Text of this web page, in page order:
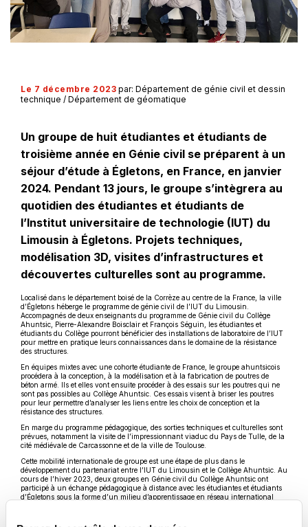
Le 7 décembre 2023 par: Département de génie civil et dessin
technique / Département de géomatique
Un groupe de huit étudiantes et étudiants de
troisième année en Génie civil se préparent à un
séjour d’étude à Égletons, en France, en janvier
2024. Pendant 13 jours, le groupe s’intègrera au
quotidien des étudiantes et étudiants de
l’Institut universitaire de technologie (IUT) du
Limousin à Égletons. Projets techniques,
modélisation 3D, visites d’infrastructures et
découvertes culturelles sont au programme.
Localisé dans le département boisé de la Corrèze au centre de la France, la ville
d’Égletons héberge le programme de génie civil de l’IUT du Limousin.
Accompagnés de deux enseignants du programme de Génie civil du Collège
Ahuntsic, Pierre-Alexandre Boisclair et François Séguin, les étudiantes et
étudiants du Collège pourront bénéficier des installations de laboratoire de l’IUT
pour mettre en pratique leurs connaissances dans le domaine de la résistance
des structures.
En équipes mixtes avec une cohorte étudiante de France, le groupe ahuntsicois
procédera à la conception, à la modélisation et à la fabrication de poutres de
béton armé. Ils et elles vont ensuite procéder à des essais sur les poutres qui ne
sont pas possibles au Collège Ahuntsic. Ces essais visent à briser les poutres
pour leur permettre d’analyser les liens entre les choix de conception et la
résistance des structures.
En marge du programme pédagogique, des sorties techniques et culturelles sont
prévues, notamment la visite de l’impressionnant viaduc du Pays de Tulle, de la
cité médiévale de Carcassonne et de la ville de Toulouse.
Cette mobilité internationale de groupe est une étape de plus dans le
développement du partenariat entre l’IUT du Limousin et le Collège Ahuntsic. Au
cours de l’hiver 2023, deux groupes en Génie civil du Collège Ahuntsic ont
participé à un échange pédagogique à distance avec les étudiantes et étudiants
d’Égletons sous la forme d’un milieu d’apprentissage en réseau international